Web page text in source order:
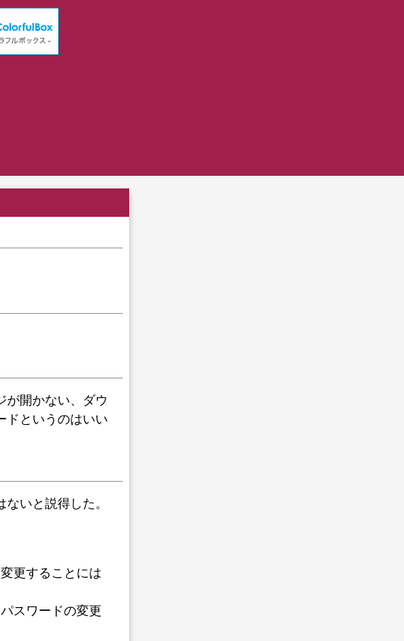
が開かない、ダウ
ドというのはいい
いと説得した。
更することには
スワードの変更